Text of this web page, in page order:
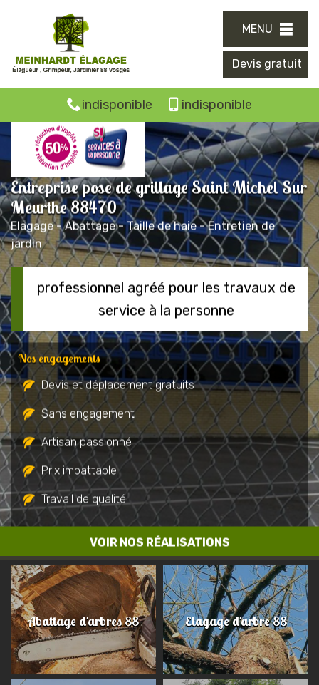
MENU
Devis gratuit
indisponible indisponible
Entreprise pose de grillage Saint Michel Sur
Meurthe 88470
Elagage - Abattage - Taille de haie - Entretien de
jardin
VOIR NOS RÉALISATIONS
professionnel agréé pour les travaux de
service à la personne
Nos engagements
Devis et déplacement gratuits
Sans engagement
Artisan passionné
Prix imbattable
Travail de qualité
Abattage d'arbres 88 Elagage d'arbre 88